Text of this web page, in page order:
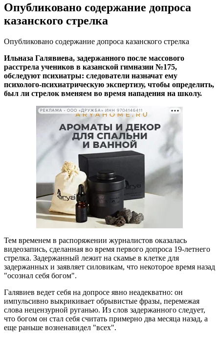
Опубликовано содержание допроса
казанского стрелка
Опубликовано содержание допроса казанского стрелка
Ильназа Галявиева, задержанного после массового
расстрела учеников в казанской гимназии №175,
обследуют психиатры: следователи назначат ему
психолого-психиатрическую экспертизу, чтобы определить,
был ли стрелок вменяем во время нападения на школу.
РЕКЛАМА • ООО «ДРУЖБА» ИНН 9704146411
Тем временем в распоряжении журналистов оказалась
видеозапись, сделанная во время первого допроса 19-летнего
стрелка. Задержанный лежит на скамье в клетке для
задержанных и заявляет силовикам, что некоторое время назад
"осознал себя богом".
Галявиев ведет себя на допросе явно неадекватно: он
импульсивно выкрикивает обрывистые фразы, перемежая
слова нецензурной руганью. Из слов задержанного следует,
что богом он стал себя считать примерно два месяца назад, а
еще раньше возненавидел "всех".